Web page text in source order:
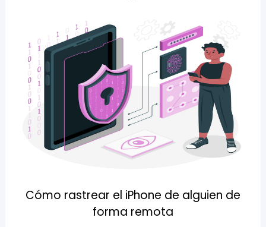
Cómo rastrear el iPhone de alguien de
forma remota